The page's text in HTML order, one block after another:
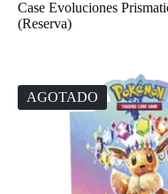
Case Evoluciones
(Reserva)
AGOTADO